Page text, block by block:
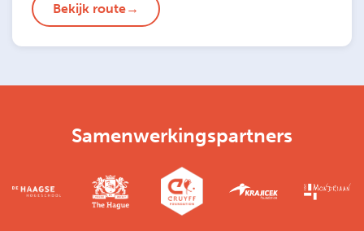
Bekijk route
Samenwerkingspartners